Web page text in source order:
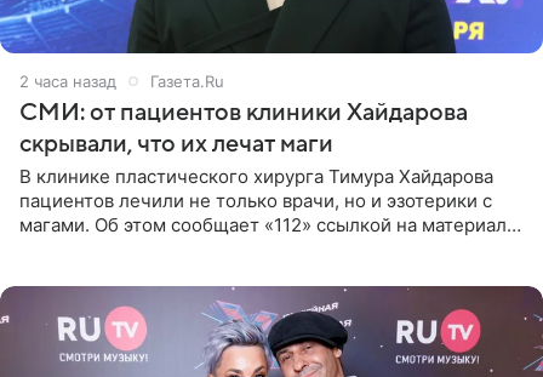
2 часа назад Газета.Ru
СМИ: от пациентов клиники Хайдарова
скрывали, что их лечат маги
В клинике пластического хирурга Тимура Хайдарова
пациентов лечили не только врачи, но и эзотерики с
магами. Об этом сообщает «112» ссылкой на материалы